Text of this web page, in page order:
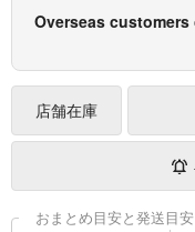
Overseas
店舗在庫
おまとめ目安と発送目安